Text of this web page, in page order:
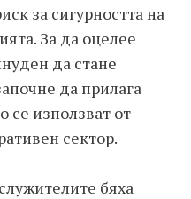
за сигурността на
За да оцелее
да стане
да прилага
използват от
сектор.
бяха